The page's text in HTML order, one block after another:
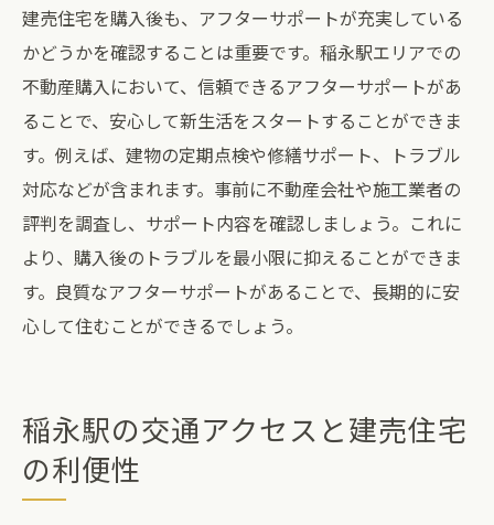
建売住宅を購入後も、アフターサポートが充実している
かどうかを確認することは重要です。稲永駅エリアでの
不動産購入において、信頼できるアフターサポートがあ
ることで、安心して新生活をスタートすることができま
す。例えば、建物の定期点検や修繕サポート、トラブル
対応などが含まれます。事前に不動産会社や施工業者の
評判を調査し、サポート内容を確認しましょう。これに
より、購入後のトラブルを最小限に抑えることができま
す。良質なアフターサポートがあることで、長期的に安
心して住むことができるでしょう。
稲永駅の交通アクセスと建売住宅
の利便性